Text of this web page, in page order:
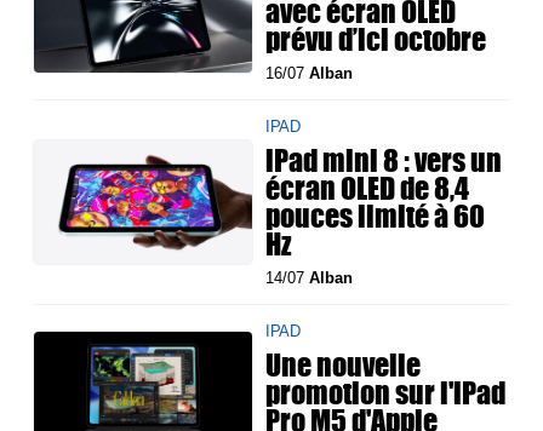
avec écran OLED
prévu d’ici octobre
16/07Alban
IPAD
iPad mini 8 : vers un
écran OLED de 8,4
pouces limité à 60
Hz
14/07Alban
IPAD
Une nouvelle
promotion sur l'iPad
Pro M5 d'Apple